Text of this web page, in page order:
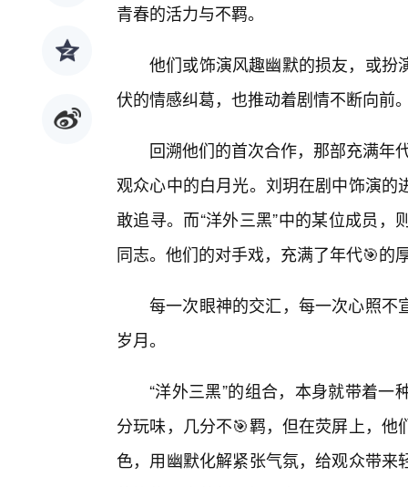
青春的活力与不羁。
他们或饰演风趣幽默的损友，或扮
伏的情感纠葛，也推动着剧情不断向前
回溯他们的首次合作，那部充满年
观众心中的白月光。刘玥在剧中饰演
敢追寻。而“洋外三黑”中的某位成员
同志。他们的对手戏，充满了年代🎯的
每一次眼神的交汇，每一次心照不
岁月。
“洋外三黑”的组合，本身就带着
分玩味，几分不🎯羁，但在荧屏上，
色，用幽默化解紧张气氛，给观众带